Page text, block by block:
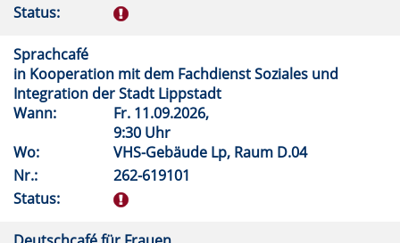
Status:
Sprachcafé
in Kooperation mit dem Fachdienst Soziales und
Integration der Stadt Lippstadt
Wann:
Fr. 11.09.2026,
9:30 Uhr
Wo:
VHS-Gebäude Lp, Raum D.04
Nr.:
262-619101
Status: